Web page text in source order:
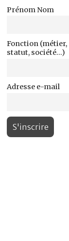
Prénom Nom
Fonction (métier,
statut, société...)
Adresse e-mail